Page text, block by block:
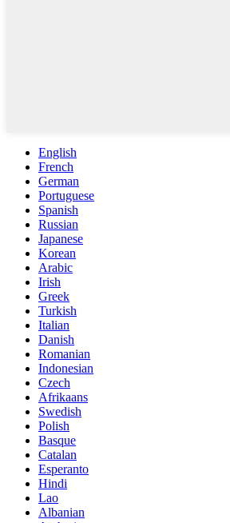
English
French
German
Portuguese
Spanish
Russian
Japanese
Korean
Arabic
Irish
Greek
Turkish
Italian
Danish
Romanian
Indonesian
Czech
Afrikaans
Swedish
Polish
Basque
Catalan
Esperanto
Hindi
Lao
Albanian